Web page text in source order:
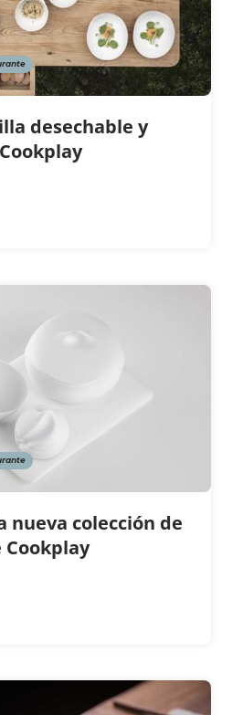
desechable y
nueva colección de
Cookplay